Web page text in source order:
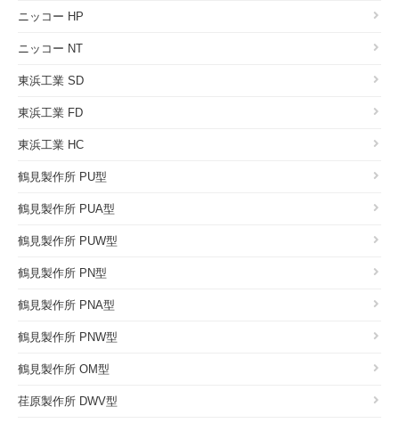
ニッコー HP
ニッコー NT
東浜工業 SD
東浜工業 FD
東浜工業 HC
鶴見製作所 PU型
鶴見製作所 PUA型
鶴見製作所 PUW型
鶴見製作所 PN型
鶴見製作所 PNA型
鶴見製作所 PNW型
鶴見製作所 OM型
荏原製作所 DWV型